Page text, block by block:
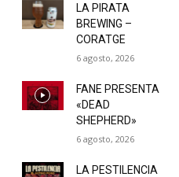
LA PIRATA
BREWING –
CORATGE
6 agosto, 2026
FANE PRESENTA
«DEAD
SHEPHERD»
6 agosto, 2026
LA PESTILENCIA